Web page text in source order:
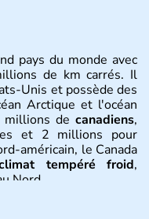
pays du monde avec
de km carrés. Il
Unis et possède des
Arctique et l'océan
millions de canadiens,
et 2 millions pour
américain, le Canada
tempéré froid,
Nord.